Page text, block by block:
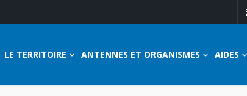
LE TERRITOIRE ANTENNES ET ORGANISMES AIDES